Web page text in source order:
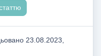
23.08.2023,